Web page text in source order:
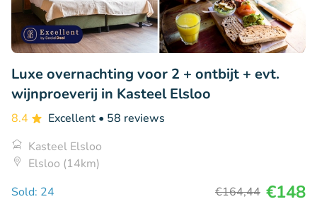
Luxe overnachting voor 2 + ontbijt + evt.
wijnproeverij in Kasteel Elsloo
8.4 Excellent • 58 reviews
Kasteel Elsloo
Elsloo (14km)
Sold: 24
€164,44 €148